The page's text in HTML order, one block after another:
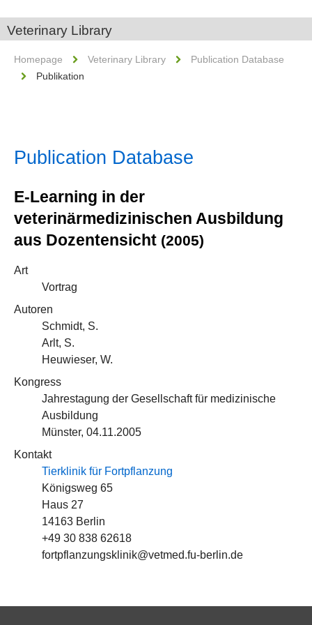
Veterinary Library
Homepage Veterinary Library
Publication Database
Publikation
Publication Database
E-Learning in der
veterinärmedizinischen Ausbildung
aus Dozentensicht (2005)
Art
Vortrag
Autoren
Schmidt, S.
Arlt, S.
Heuwieser, W.
Kongress
Jahrestagung der Gesellschaft für medizinische
Ausbildung
Münster, 04.11.2005
Kontakt
Tierklinik für Fortpflanzung
Königsweg 65
Haus 27
14163 Berlin
+49 30 838 62618
fortpflanzungsklinik@vetmed.fu-berlin.de